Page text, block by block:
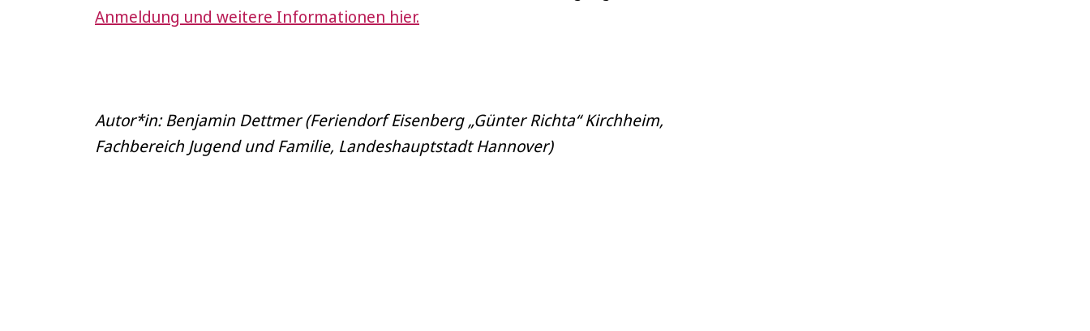
Anmeldung und weitere Informationen hier.
Autor*in: Benjamin Dettmer (Feriendorf Eisenberg „Günter Richta“ Kirchheim,
Fachbereich Jugend und Familie, Landeshauptstadt Hannover)